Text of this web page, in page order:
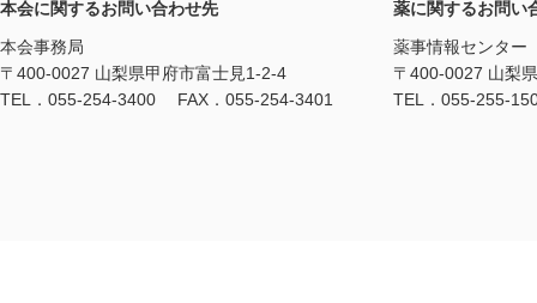
本会に関するお問い合わせ先
本会事務局
〒400-0027 山梨県甲府市富士見1-2-4
TEL．055-254-3400 FAX．055-254-3401
薬に関するお問い
薬事情報センター
〒400-0027 山梨
TEL．055-255-